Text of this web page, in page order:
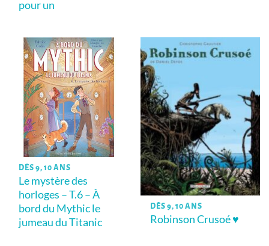
pour un
DÈS 9, 10 ANS
Le mystère des
horloges – T.6 – À
bord du Mythic le
jumeau du Titanic
DÈS 9, 10 ANS
Robinson Crusoé ♥